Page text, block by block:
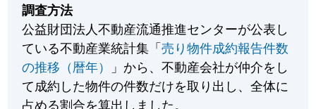
調査方法
公益財団法人不動産流通推進センターが公表し
ている不動産業統計集「売り物件成約報告件数
の推移（暦年）
」から、不動産会社が仲介をし
て成約した物件の件数だけを取り出し、全体に
占める割合を算出しました。